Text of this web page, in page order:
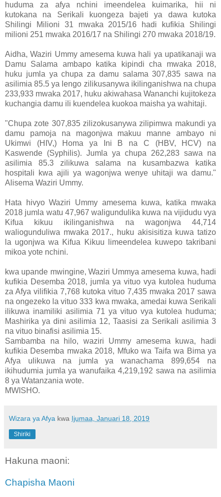
huduma za afya nchini imeendelea kuimarika, hii ni
kutokana na Serikali kuongeza bajeti ya dawa kutoka
Shilingi Milioni 31 mwaka 2015/16 hadi kufikia Shilingi
milioni 251 mwaka 2016/17 na Shilingi 270 mwaka 2018/19.
Aidha, Waziri Ummy amesema kuwa hali ya upatikanaji wa
Damu Salama ambapo katika kipindi cha mwaka 2018,
huku jumla ya chupa za damu salama 307,835 sawa na
asilimia 85.5 ya lengo zilikusanywa ikilinganishwa na chupa
233,933 mwaka 2017, huku akiwahasa Wananchi kujitokeza
kuchangia damu ili kuendelea kuokoa maisha ya wahitaji.
"Chupa zote 307,835 zilizokusanywa zilipimwa makundi ya
damu pamoja na magonjwa makuu manne ambayo ni
Ukimwi (HIV,) Homa ya Ini B na C (HBV, HCV) na
Kaswende (Syphilis). Jumla ya chupa 262,283 sawa na
asilimia 85.3 zilikuwa salama na kusambazwa katika
hospitali kwa ajili ya wagonjwa wenye uhitaji wa damu."
Alisema Waziri Ummy.
Hata hivyo Waziri Ummy amesema kuwa, katika mwaka
2018 jumla watu 47,967 waligundulika kuwa na vijidudu vya
Kifua kikuu ikilinganishwa na wagonjwa 44,714
waliogunduliwa mwaka 2017., huku akisisitiza kuwa tatizo
la ugonjwa wa Kifua Kikuu limeendelea kuwepo takribani
mikoa yote nchini.
kwa upande mwingine, Waziri Ummya amesema kuwa, hadi
kufikia Desemba 2018, jumla ya vituo vya kutolea huduma
za Afya vilifikia 7,768 kutoka vituo 7,435 mwaka 2017 sawa
na ongezeko la vituo 333 kwa mwaka, amedai kuwa Serikali
ilikuwa inamiliki asilimia 71 ya vituo vya kutolea huduma;
Mashirika ya dini asilimia 12, Taasisi za Serikali asilimia 3
na vituo binafisi asilimia 15.
Sambamba na hilo, waziri Ummy amesema kuwa, hadi
kufikia Desemba mwaka 2018, Mfuko wa Taifa wa Bima ya
Afya ulikuwa na jumla ya wanachama 899,654 na
ikihudumia jumla ya wanufaika 4,219,192 sawa na asilimia
8 ya Watanzania wote.
MWISHO.
Wizara ya Afya kwa Ijumaa, Januari 18, 2019
Shiriki
Hakuna maoni:
Chapisha Maoni